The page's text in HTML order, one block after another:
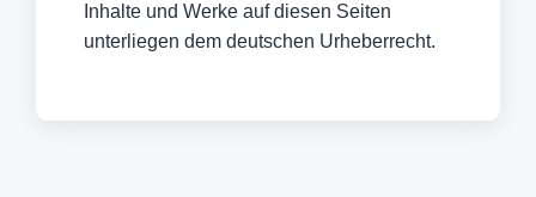
Inhalte und Werke auf diesen Seiten
unterliegen dem deutschen Urheberrecht.